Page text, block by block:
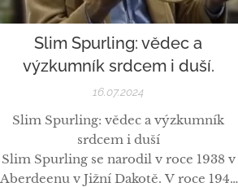
Slim Spurling: vědec a
výzkumník srdcem i duší.
16.07.2024
Slim Spurling: vědec a výzkumník
srdcem i duší
Slim Spurling se narodil v roce 1938 v
Aberdeenu v Jižní Dakotě. V roce 1944